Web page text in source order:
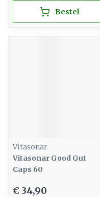
Bestel
Vitasonar
Vitasonar Good Gut
Caps 60
€ 34,90